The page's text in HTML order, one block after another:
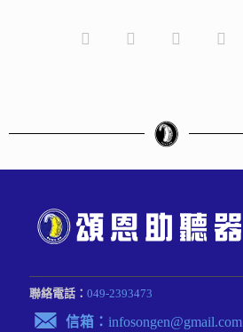
聯絡電話： 049-2393473
信箱： infosongen@gmail.com